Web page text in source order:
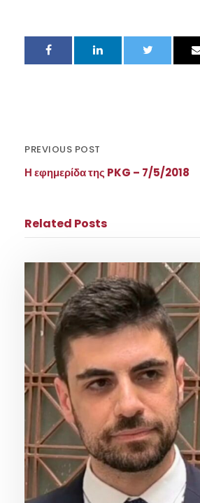
PREVIOUS POST
Η εφημερίδα της PKG – 7/5/2018
Related Posts